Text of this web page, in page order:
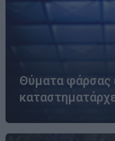
Θύματα φάρσας